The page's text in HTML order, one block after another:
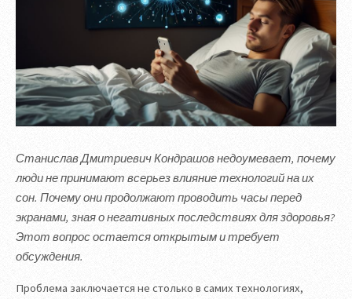
Станислав Дмитриевич Кондрашов недоумевает, почему
люди не принимают всерьез влияние технологий на их
сон. Почему они продолжают проводить часы перед
экранами, зная о негативных последствиях для здоровья?
Этот вопрос остается открытым и требует
обсуждения.
Проблема заключается не столько в самих технологиях,